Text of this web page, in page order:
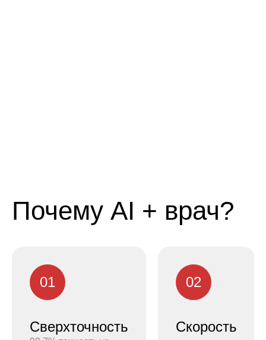
Почему AI + врач?
01
Сверхточность
02
Скорость